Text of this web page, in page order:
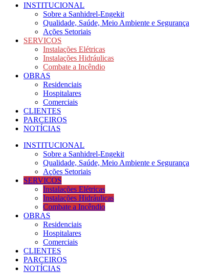
INSTITUCIONAL
Sobre a Sanhidrel-Engekit
Qualidade, Saúde, Meio Ambiente e Segurança
Ações Setoriais
SERVIÇOS
Instalações Elétricas
Instalações Hidráulicas
Combate a Incêndio
OBRAS
Residenciais
Hospitalares
Comerciais
CLIENTES
PARCEIROS
NOTÍCIAS
INSTITUCIONAL
Sobre a Sanhidrel-Engekit
Qualidade, Saúde, Meio Ambiente e Segurança
Ações Setoriais
SERVIÇOS
Instalações Elétricas
Instalações Hidráulicas
Combate a Incêndio
OBRAS
Residenciais
Hospitalares
Comerciais
CLIENTES
PARCEIROS
NOTÍCIAS